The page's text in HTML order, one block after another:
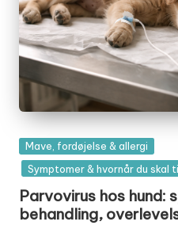
Posted
in
Mave, fordøjelse & allergi
Symptomer & hvornår du skal
Parvovirus hos
behandling,